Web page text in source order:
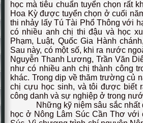
học mà tiêu chuẩn tuyển chọn rất
Hoa Kỳ được tuyển chọn ở cuối
thi nhảy lấy Tú Tài Phổ Thông với
có nhiều anh chị thi đậu và học
Phạm, Luật, Quốc Gia Hành
Sau này, có một số, khi ra nước
Nguyễn Thanh Lương, Trần Văn
như có nhiều anh chị thành công
khác. Trong dịp về thăm trường củ
chị cựu học sinh, và tôi được biết
công danh và sự nghiệp ở trong
Những kỹ niệm sâu sắc nhất
học ở Nông Lâm Súc Cần Thơ